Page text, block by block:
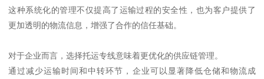
这种系统化的管理不仅提高了运输过程的安全性，也为客户提供了
更加透明的物流信息，增强了合作的信任基础。
对于企业而言，选择托运专线意味着更优化的供应链管理。
通过减少运输时间和中转环节，企业可以显著降低仓储和物流成